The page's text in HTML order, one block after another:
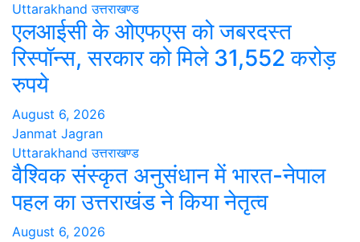
Uttarakhand उत्तराखण्ड
एलआईसी के ओएफएस को जबरदस्त
रिस्पॉन्स, सरकार को मिले 31,552 करोड़
रुपये
August 6, 2026
Janmat Jagran
Uttarakhand उत्तराखण्ड
वैश्विक संस्कृत अनुसंधान में भारत-नेपाल
पहल का उत्तराखंड ने किया नेतृत्व
August 6, 2026